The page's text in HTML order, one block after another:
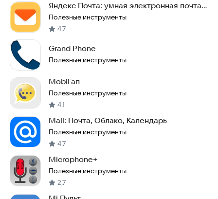
Яндекс Почта: умная электронная почта,
облако
Полезные инструменты
4,7
Grand Phone
Полезные инструменты
MobiГап
Полезные инструменты
4,1
Mail: Почта, Облако, Календарь
Полезные инструменты
4,7
Microphone+
Полезные инструменты
2,7